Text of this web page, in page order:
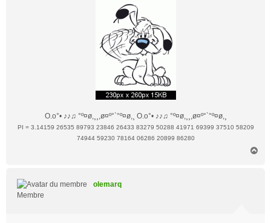
O.o°• ♪♪♫ °º¤ø,¸¸,ø¤º°`°º¤ø,¸ O.o°• ♪♪♫ °º¤ø,¸¸,ø¤º°`°º¤ø,¸
PI = 3.14159 26535 89793 23846 26433 83279 50288 41971 69399 37510 58209
74944 59230 78164 06286 20899 86280
olemarq
Membre